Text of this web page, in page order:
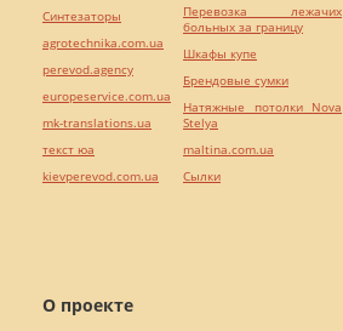
О проекте
Синтезаторы
agrotechnika.com.ua
perevod.agency
europeservice.com.ua
mk-translations.ua
текст юа
kievperevod.com.ua
Перевозка лежачих
больных за границу
Шкафы купе
Брендовые сумки
Натяжные потолки Nova
Stelya
maltina.com.ua
Cылки